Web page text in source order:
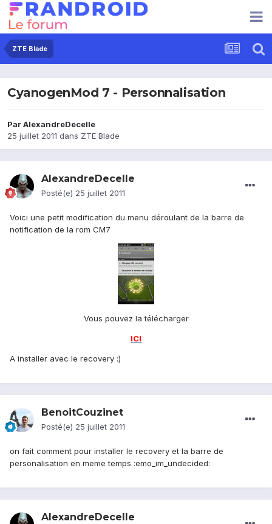
ZTE Blade
CyanogenMod 7 - Personnalisation
ParAlexandreDecelle
25 juillet 2011 dans ZTE Blade
AlexandreDecelle
Posté(e) 25 juillet 2011
Voici une petit modification du menu déroulant de la barre de
notification de la rom CM7
Vous pouvez la télécharger
ICI
A installer avec le recovery :)
BenoitCouzinet
Posté(e) 25 juillet 2011
on fait comment pour installer le recovery et la barre de
personalisation en meme temps :emo_im_undecided:
AlexandreDecelle